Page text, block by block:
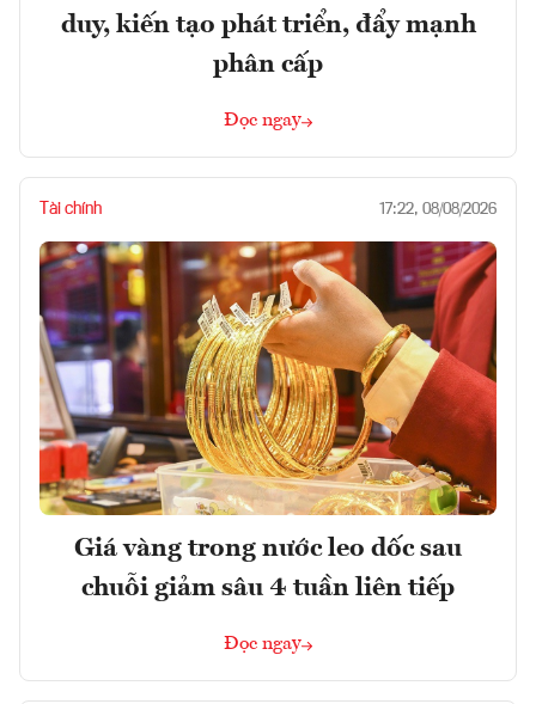
duy, kiến tạo phát triển, đẩy mạnh
phân cấp
Đọc ngay
Tài chính 17:22, 08/08/2026
Giá vàng trong nước leo dốc sau
chuỗi giảm sâu 4 tuần liên tiếp
Đọc ngay